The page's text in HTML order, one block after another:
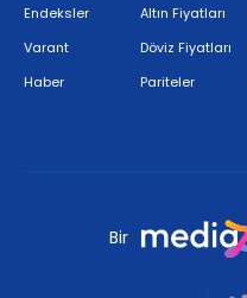
Endeksler
Varant
Haber
Altın Fiyatları
Döviz Fiyatları
Pariteler
Bir